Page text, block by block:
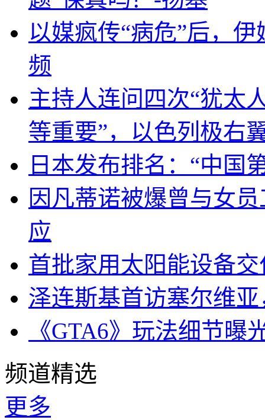
以媒疯传“病危”后，
频
主持人连问四次“犹太
等重要”，以色列极右
日本发布排名：“中国
因凡蒂诺被爆曾与女
应
首批家用太阳能设备
泽连斯基首访塞尔维
《GTA6》玩法细节
频道精选
更多